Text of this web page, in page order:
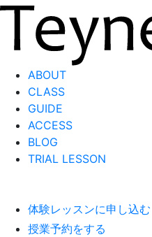
ABOUT
CLASS
GUIDE
ACCESS
BLOG
TRIAL LESSON
体験レッスンに申し込む
授業予約をする